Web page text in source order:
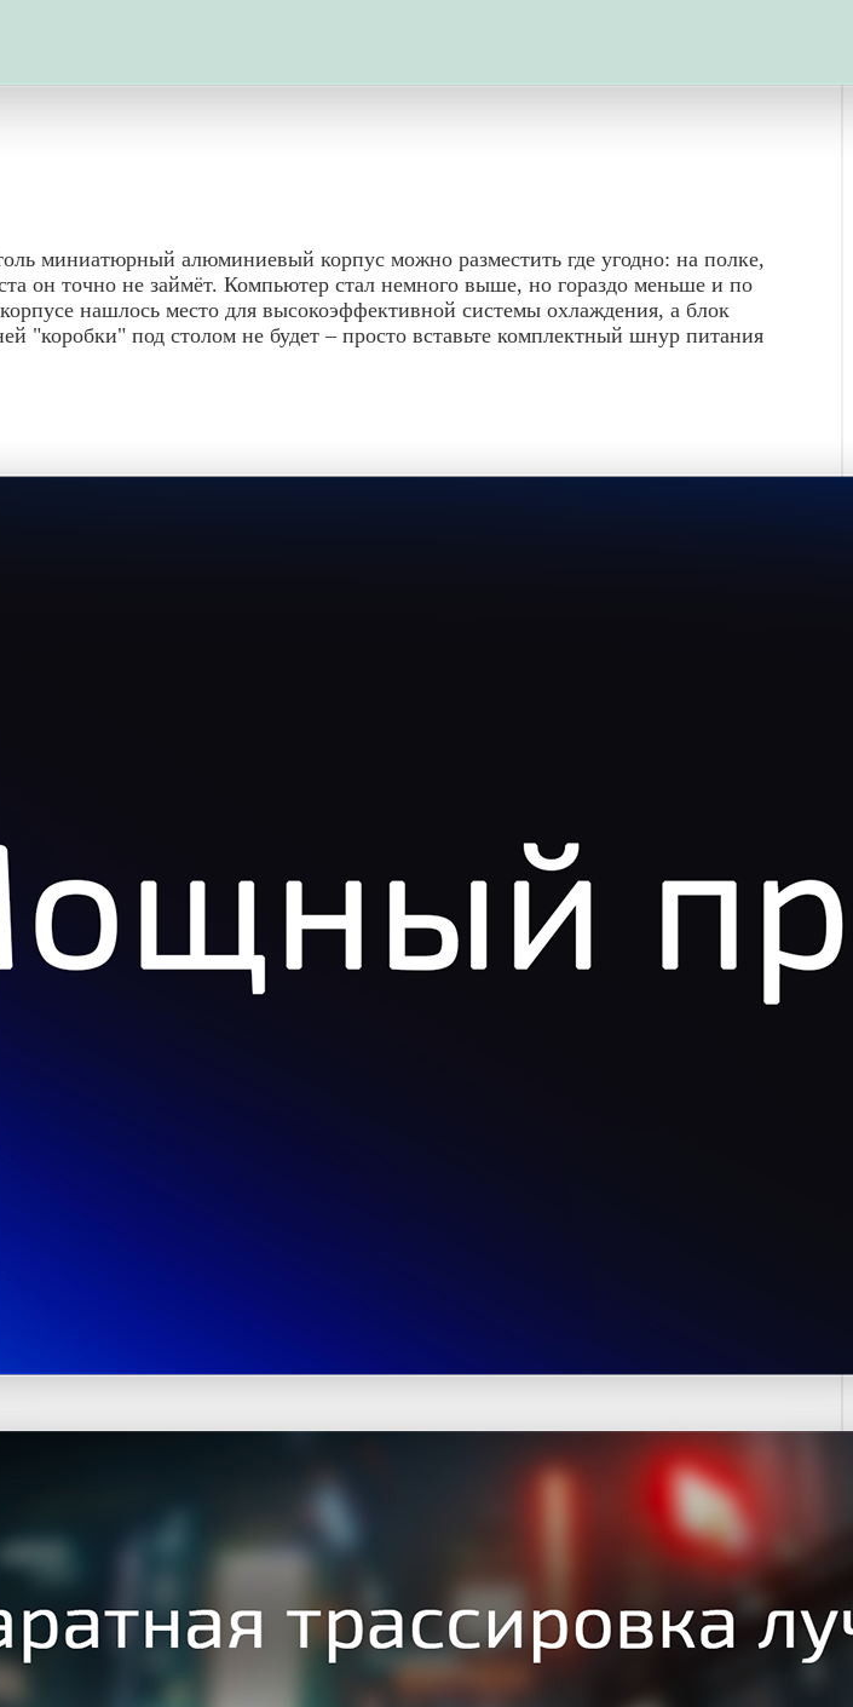
миниатюрный алюминиевый корпус можно разместить где угодно: на полке,
он точно не займёт. Компьютер стал немного выше, но гораздо меньше и по
нашлось место для высокоэффективной системы охлаждения, а блок
"коробки" под столом не будет – просто вставьте комплектный шнур питания